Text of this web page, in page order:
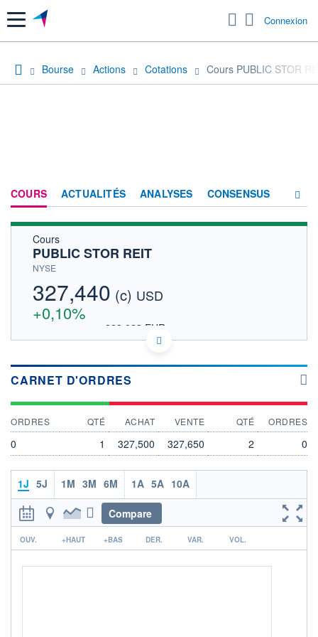
Menu Connexion
Bourse Actions Cotations Cours PUBLIC STOR
COURS ACTUALITÉS ANALYSES CONSENSUS
HISTORIQUE
Cours
PUBLIC STOR REIT
NYSE
327,440 (c) USD
+0,10%
283,023 EUR
DONNÉES TEMPS DIFFÉRÉ
Politique d'exécution
17h27
325
335
OUVERTURE
0,000
CLÔTURE VEILLE
327,120
330,425 324,000
CARNET D'ORDRES
ORDRES QTÉ ACHAT VENTE QTÉ ORDRES
0 1 327,500 327,650 2 0
1J 5J 1M 3M 6M 1A 5A 10A
Compare
r
OUV. +HAUT +BAS DER. VAR. VOL.